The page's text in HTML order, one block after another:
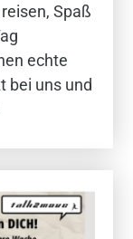
Spaß
echte
bei uns und